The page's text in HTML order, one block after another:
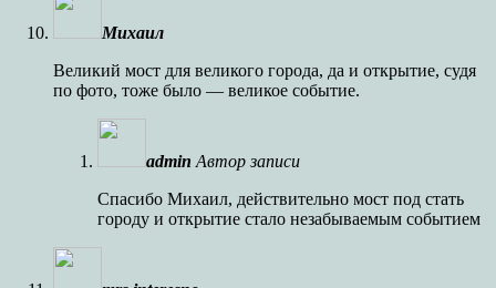
Михаил
Великий мост для великого города, да и открытие, судя
по фото, тоже было — великое событие.
admin Автор записи
Спасибо Михаил, действительно мост под стать
городу и открытие стало незабываемым событием